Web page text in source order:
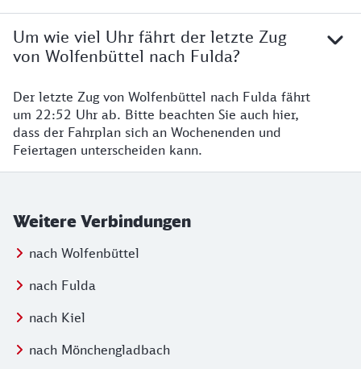
Um wie viel Uhr fährt der letzte Zug
von Wolfenbüttel nach Fulda?
Der letzte Zug von Wolfenbüttel nach Fulda fährt
um 22:52 Uhr ab. Bitte beachten Sie auch hier,
dass der Fahrplan sich an Wochenenden und
Feiertagen unterscheiden kann.
Weitere Verbindungen
nach Wolfenbüttel
nach Fulda
nach Kiel
nach Mönchengladbach